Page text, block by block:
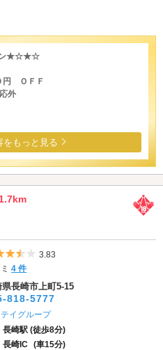
ン★☆★☆
円 ＯＦＦ
外
をもっと見る
5つ星のうち3.5
3.83
ミ4 件
県長崎市上町5-15
818-5777
イグループ
長崎駅 (徒歩8分)
長崎IC (車15分)